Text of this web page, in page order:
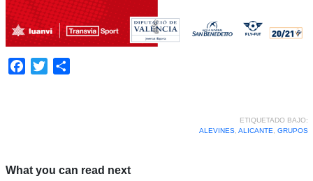
Facebook
Twitter
ETIQUETADO BAJO:
ALEVINES, ALICANTE GRUPOS
What you can read next